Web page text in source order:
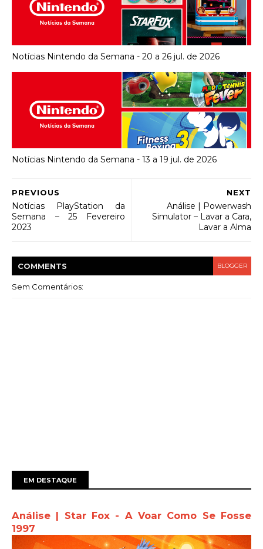
Notícias Nintendo da Semana - 20 a 26 jul. de 2026
Notícias Nintendo da Semana - 13 a 19 jul. de 2026
NEXT
Análise | Powerwash
Simulator – Lavar a Cara,
Lavar a Alma
PREVIOUS
Notícias PlayStation da
Semana – 25 Fevereiro
2023
COMMENTS BLOGGER
Sem Comentários:
EM DESTAQUE
Análise | Star Fox - A Voar Como Se Fosse
1997